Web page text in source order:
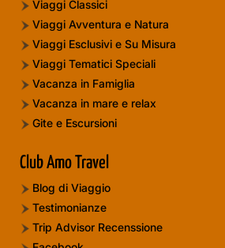
Viaggi Classici
Viaggi Avventura e Natura
Viaggi Esclusivi e Su Misura
Viaggi Tematici Speciali
Vacanza in Famiglia
Vacanza in mare e relax
Gite e Escursioni
Club Amo Travel
Blog di Viaggio
Testimonianze
Trip Advisor Recenssione